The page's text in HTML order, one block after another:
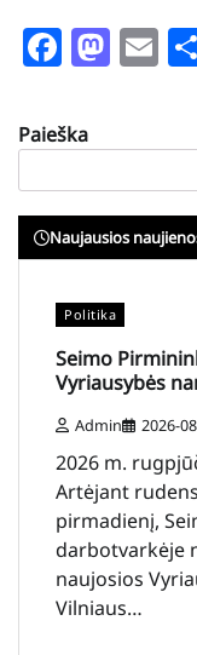
Paieška
Naujausios
Politika
Seimo
Vyriausybės
Admin 2026-
2026 m.
Artėjant
pirmadienį,
darbotvarkėje
naujosios
Vilniaus…